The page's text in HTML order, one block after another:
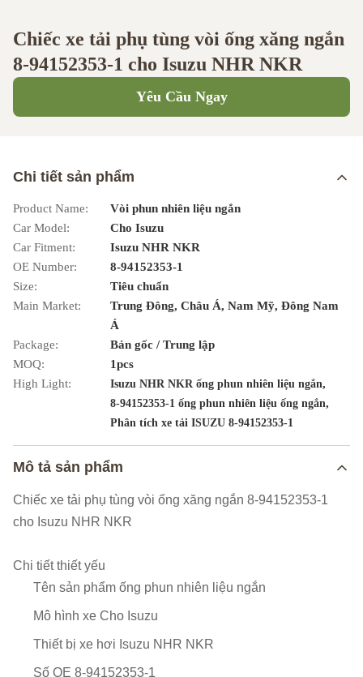
Chiếc xe tải phụ tùng vòi ống xăng ngắn
8-94152353-1 cho Isuzu NHR NKR
Yêu Cầu Ngay
Chi tiết sản phẩm
Product Name:
Vòi phun nhiên liệu ngắn
Car Model:
Cho Isuzu
Car Fitment:
Isuzu NHR NKR
OE Number:
8-94152353-1
Size:
Tiêu chuẩn
Main Market:
Trung Đông, Châu Á, Nam Mỹ, Đông Nam
Á
Package:
Bản gốc / Trung lập
MOQ:
1pcs
High Light:
Isuzu NHR NKR ống phun nhiên liệu ngắn,
8-94152353-1 ống phun nhiên liệu ống ngắn,
Phân tích xe tải ISUZU 8-94152353-1
Mô tả sản phẩm
Chiếc xe tải phụ tùng vòi ống xăng ngắn 8-94152353-1
cho Isuzu NHR NKR
Chi tiết thiết yếu
Tên sản phẩm ống phun nhiên liệu ngắn
Mô hình xe Cho Isuzu
Thiết bị xe hơi Isuzu NHR NKR
Số OE 8-94152353-1